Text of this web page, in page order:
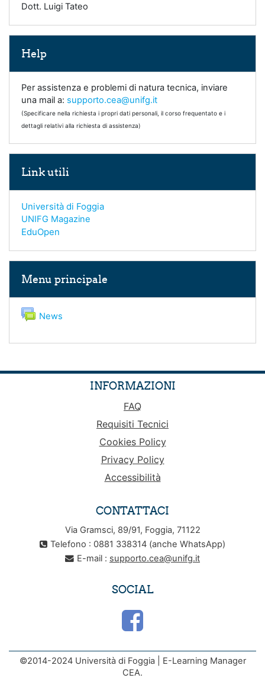
Dott. Luigi Tateo
Help
Per assistenza e problemi di natura tecnica, inviare
una mail a: supporto.cea@unifg.it
(Specificare nella richiesta i propri dati personali, il corso frequentato e i
dettagli relativi alla richiesta di assistenza)
Link utili
Università di Foggia
UNIFG Magazine
EduOpen
Menu principale
News
INFORMAZIONI
FAQ
Requisiti Tecnici
Cookies Policy
Privacy Policy
Accessibilità
CONTATTACI
Via Gramsci, 89/91, Foggia, 71122
Telefono : 0881 338314 (anche WhatsApp)
E-mail : supporto.cea@unifg.it
SOCIAL
©2014-2024 Università di Foggia | E-Learning Manager
CEA.